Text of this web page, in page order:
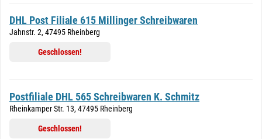
DHL Post Filiale 615 Millinger Schreibwaren
Jahnstr. 2, 47495 Rheinberg
Geschlossen!
Postfiliale DHL 565 Schreibwaren K. Schmitz
Rheinkamper Str. 13, 47495 Rheinberg
Geschlossen!